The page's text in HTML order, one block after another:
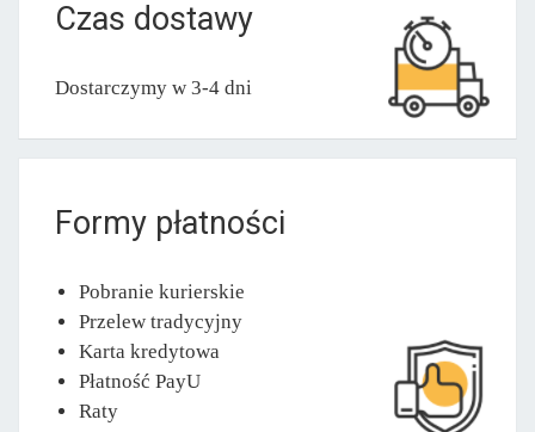
Czas dostawy
Dostarczymy w 3-4 dni
Formy płatności
Pobranie kurierskie
Przelew tradycyjny
Karta kredytowa
Płatność PayU
Raty